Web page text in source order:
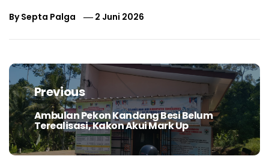
BySepta Palga 2 Juni 2026
Navigasi
posPrevious
Previous
post:
Ambulan Pekon Kandang Besi Belum
Terealisasi, Kakon Akui Mark Up